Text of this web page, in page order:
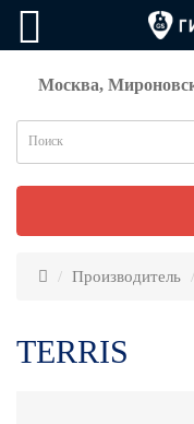
Москва,
Производитель
TERRIS